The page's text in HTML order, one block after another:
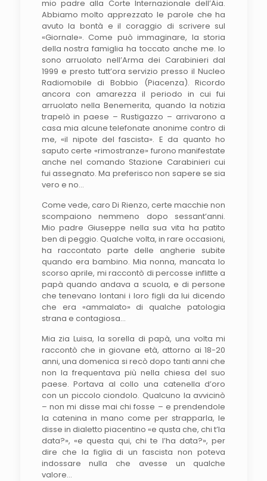
mio padre alla Corte Internazionale dell’Aia.
Abbiamo molto apprezzato le parole che ha
avuto la bontà e il coraggio di scrivere sul
«Giornale». Come può immaginare, la storia
della nostra famiglia ha toccato anche me. Io
sono arruolato nell’Arma dei Carabinieri dal
1999 e presto tutt’ora servizio presso il Nucleo
Radiomobile di Bobbio (Piacenza). Ricordo
ancora con amarezza il periodo in cui fui
arruolato nella Benemerita, quando la notizia
trapelò in paese – Rustigazzo – arrivarono a
casa mia alcune telefonate anonime contro di
me, «il nipote del fascista». E da quanto ho
saputo certe «rimostranze» furono manifestate
anche nel comando Stazione Carabinieri cui
fui assegnato. Ma preferisco non sapere se sia
vero e no…
Come vede, caro Di Rienzo, certe macchie non
scompaiono nemmeno dopo sessant’anni.
Mio padre Giuseppe nella sua vita ha patito
ben di peggio. Qualche volta, in rare occasioni,
ha raccontato parte delle angherie subite
quando era bambino. Mia nonna, mancata lo
scorso aprile, mi raccontò di percosse inflitte a
papà quando andava a scuola, e di persone
che tenevano lontani i loro figli da lui dicendo
che era «ammalato» di qualche patologia
strana e contagiosa…
Mia zia Luisa, la sorella di papà, una volta mi
raccontò che in giovane età, attorno ai 18-20
anni, una domenica si recò dopo tanti anni che
non la frequentava più nella chiesa del suo
paese. Portava al collo una catenella d’oro
con un piccolo ciondolo. Qualcuno la avvicinò
– non mi disse mai chi fosse – e prendendole
la catenina in mano come per strapparla, le
disse in dialetto piacentino «e qusta che, chi t’la
data?», «e questa qui, chi te l’ha data?», per
dire che la figlia di un fascista non poteva
indossare nulla che avesse un qualche
valore…